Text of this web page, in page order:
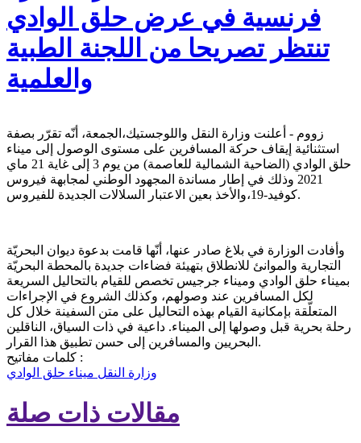
فرنسية في عرض حلق الوادي
تنتظر تصريحا من اللجنة الطبية
والعلمية
زووم - أعلنت وزارة النقل واللوجستيك،الجمعة، أنّه تقرّر بصفة
استثنائية إيقاف حركة المسافرين على مستوى الوصول إلى ميناء
حلق الوادي (الضاحية الشمالية للعاصمة) من يوم 3 إلى غاية 21 ماي
2021 وذلك في إطار مساندة المجهود الوطني لمجابهة فيروس
كوفيد-19،والأخذ بعين الاعتبار السلالات الجديدة للفيروس.
وأفادت الوزارة في بلاغ صادر عنها، أنّها قامت بدعوة ديوان البحريّة
التجارية والموانئ للانطلاق بتهيئة فضاءات جديدة بالمحطة البحريّة
بميناء حلق الوادي وميناء جرجيس تخصص للقيام بالتحاليل السريعة
لكل المسافرين عند وصولهم، وكذلك الشروع في الإجراءات
المتعلّقة بإمكانية القيام بهذه التحاليل على متن السفينة خلال كل
رحلة بحرية قبل وصولها إلى الميناء. داعية في ذات السياق، الناقلين
البحريين والمسافرين إلى حسن تطبيق هذا القرار.
كلمات مفاتيح :
وزارة النقل ميناء حلق الوادي
مقالات ذات صلة